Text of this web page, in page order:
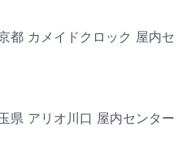
都 カメイドクロック 屋内セ
県 アリオ川口 屋内センター